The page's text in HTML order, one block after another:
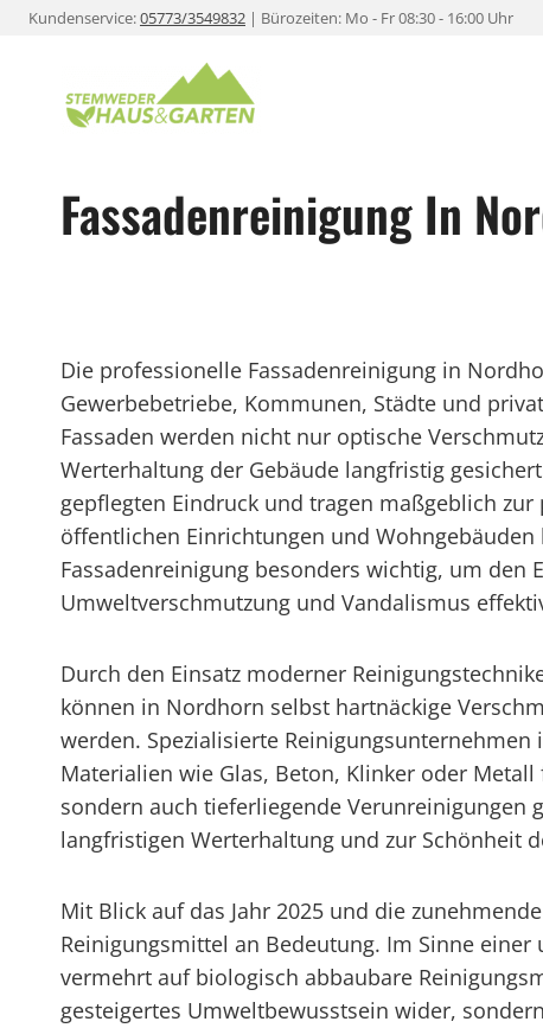
ZumKundenservice:05773/3549832 | Bürozeiten: Mo - Fr 08:30 - 16:00 Uhr
Fassadenreinigung In
Die professionelle Fassadenreinigung in
Gewerbebetriebe, Kommunen, Städte und
Fassaden werden nicht nur optische
Werterhaltung der Gebäude langfristig
gepflegten Eindruck und tragen maßgeblich
öffentlichen Einrichtungen und
Fassadenreinigung besonders wichtig, um den
Umweltverschmutzung und Vandalismus
Durch den Einsatz moderner
können in Nordhorn selbst hartnäckige
werden. Spezialisierte
Materialien wie Glas, Beton, Klinker oder
sondern auch tieferliegende
langfristigen Werterhaltung und zur Schönheit
Mit Blick auf das Jahr 2025 und die
Reinigungsmittel an Bedeutung. Im Sinne
vermehrt auf biologisch abbaubare
gesteigertes Umweltbewusstsein wider,